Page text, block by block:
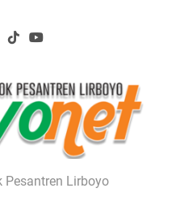
Pesantren Lirboyo